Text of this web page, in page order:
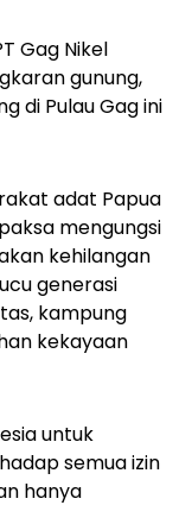
Gag Nikel
gunung,
di Pulau Gag ini
adat Papua
mengungsi
kehilangan
generasi
kampung
kekayaan
untuk
semua izin
hanya